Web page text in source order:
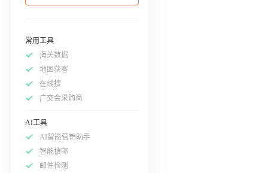
常用工具
海关数据
地图获客
在线搜
广交会采购商
AI工具
AI智能营销助手
智能搜邮
邮件检测